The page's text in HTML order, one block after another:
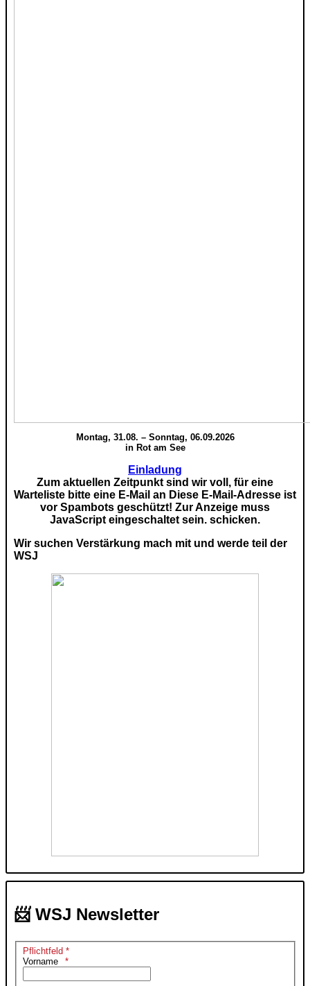
Montag, 31.08. – Sonntag, 06.09.2026
in Rot am See
Einladung
Zum aktuellen Zeitpunkt sind wir voll, für eine
Warteliste bitte eine E-Mail an Diese E-Mail-Adresse ist
vor Spambots geschützt! Zur Anzeige muss
JavaScript eingeschaltet sein. schicken.
Wir suchen Verstärkung mach mit und werde teil der
WSJ
📨 WSJ Newsletter
Pflichtfeld *
Vorname